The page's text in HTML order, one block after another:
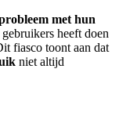
met hun
heeft doen
fiasco toont aan dat
niet altijd